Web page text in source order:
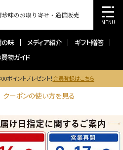
珍味のお取り寄せ・通信販売
味 メディア紹介
ギフト贈答
物ガイド
ポイントプレゼント！会員登録はこちら
ーポンの使い方を見る
MENU